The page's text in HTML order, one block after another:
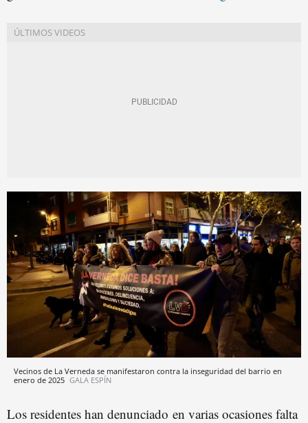
Vecinos de La Verneda se manifestaron contra la inseguridad del barrio en
enero de 2025 GALA ESPÍN
Los residentes han denunciado en varias ocasiones falta